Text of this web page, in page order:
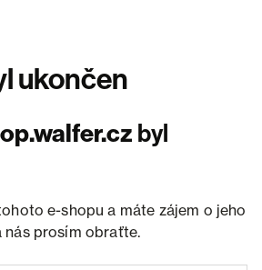
ukončen
byl
e-shopu a máte zájem o jeho
nás prosím obraťte.